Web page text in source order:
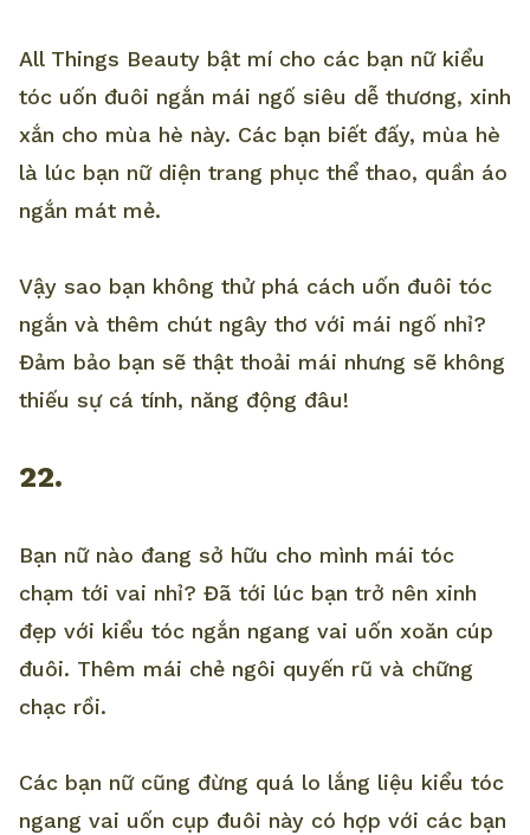
All Things Beauty bật mí cho các bạn nữ kiểu
tóc uốn đuôi ngắn mái ngố siêu dễ thương, xinh
xắn cho mùa hè này. Các bạn biết đấy, mùa hè
là lúc bạn nữ diện trang phục thể thao, quần áo
ngắn mát mẻ.
Vậy sao bạn không thử phá cách uốn đuôi tóc
ngắn và thêm chút ngây thơ với mái ngố nhỉ?
Đảm bảo bạn sẽ thật thoải mái nhưng sẽ không
thiếu sự cá tính, năng động đâu!
22.
Bạn nữ nào đang sở hữu cho mình mái tóc
chạm tới vai nhỉ? Đã tới lúc bạn trở nên xinh
đẹp với kiểu tóc ngắn ngang vai uốn xoăn cúp
đuôi. Thêm mái chẻ ngôi quyến rũ và chững
chạc rồi.
Các bạn nữ cũng đừng quá lo lắng liệu kiểu tóc
ngang vai uốn cụp đuôi này có hợp với các bạn